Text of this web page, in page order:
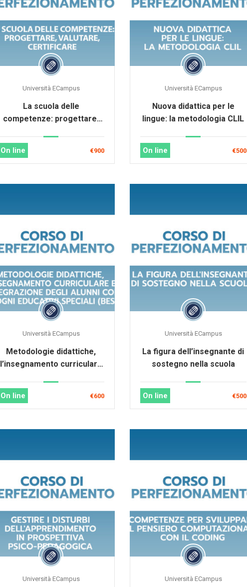
Università ECampus
La scuola delle
competenze: progettare,
On line €900
Università ECampus
Nuova didattica per le
lingue: la metodologia CLIL
On line €500
Università ECampus
Metodologie didattiche,
l’insegnamento curriculare
con bisogni educativi
speciali (BES)
On line €600
Università ECampus
La figura dell’insegnante di
sostegno nella scuola
On line €500
Università ECampus Università ECampus